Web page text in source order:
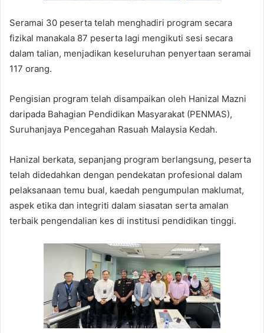
Seramai 30 peserta telah menghadiri program secara
fizikal manakala 87 peserta lagi mengikuti sesi secara
dalam talian, menjadikan keseluruhan penyertaan seramai
117 orang.
Pengisian program telah disampaikan oleh Hanizal Mazni
daripada Bahagian Pendidikan Masyarakat (PENMAS),
Suruhanjaya Pencegahan Rasuah Malaysia Kedah.
Hanizal berkata, sepanjang program berlangsung, peserta
telah didedahkan dengan pendekatan profesional dalam
pelaksanaan temu bual, kaedah pengumpulan maklumat,
aspek etika dan integriti dalam siasatan serta amalan
terbaik pengendalian kes di institusi pendidikan tinggi.